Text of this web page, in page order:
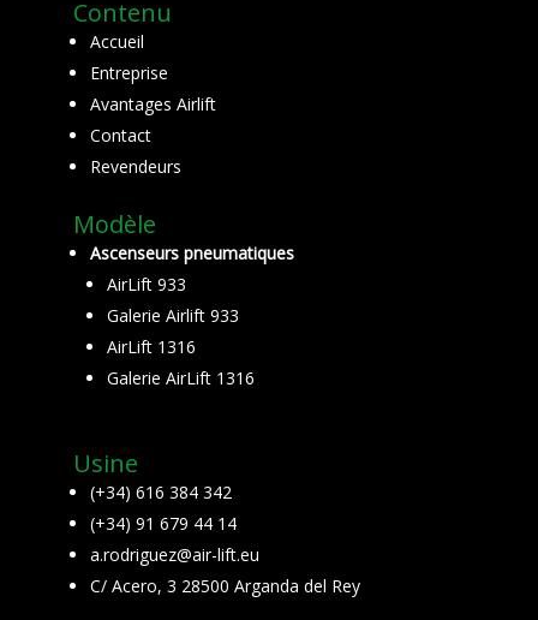
Contenu
Accueil
Entreprise
Avantages Airlift
Contact
Revendeurs
Modèle
Ascenseurs pneumatiques
AirLift 933
Galerie Airlift 933
AirLift 1316
Galerie AirLift 1316
Usine
(+34) 616 384 342
(+34) 91 679 44 14
a.rodriguez@air-lift.eu
C/ Acero, 3 28500 Arganda del Rey